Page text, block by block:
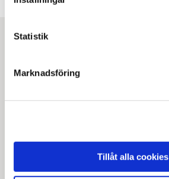
Statistik
Marknadsföring
Tillåt alla cookies
Box 1062, 171 22 Solna